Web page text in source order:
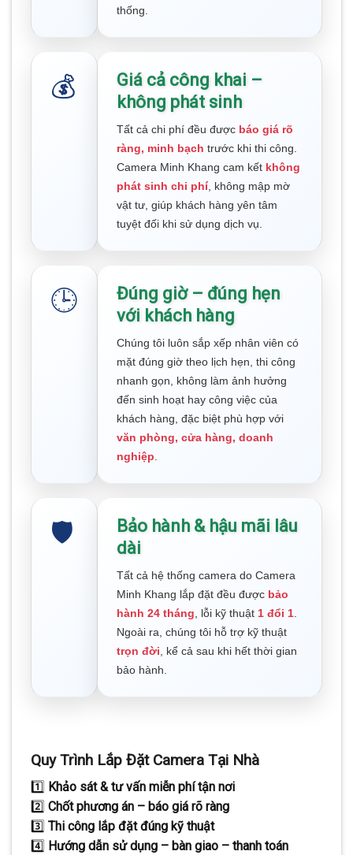
thống.
💰
Giá cả công khai –
không phát sinh
Tất cả chi phí đều được báo giá rõ
ràng, minh bạch trước khi thi công.
Camera Minh Khang cam kết không
phát sinh chi phí, không mập mờ
vật tư, giúp khách hàng yên tâm
tuyệt đối khi sử dụng dịch vụ.
🕒
Đúng giờ – đúng hẹn
với khách hàng
Chúng tôi luôn sắp xếp nhân viên có
mặt đúng giờ theo lịch hẹn, thi công
nhanh gọn, không làm ảnh hưởng
đến sinh hoạt hay công việc của
khách hàng, đặc biệt phù hợp với
văn phòng, cửa hàng, doanh
nghiệp
🛡️
Bảo hành & hậu mãi lâu
dài
Tất cả hệ thống camera do Camera
Minh Khang lắp đặt đều được bảo
hành 24 tháng , lỗi kỹ thuật 1 đổi 1
Ngoài ra, chúng tôi hỗ trợ kỹ thuật
trọn đời , kể cả sau khi hết thời gian
bảo hành.
Quy Trình Lắp Đặt Camera Tại Nhà
1️⃣ Khảo sát & tư vấn miễn phí tận nơi
2️⃣ Chốt phương án – báo giá rõ ràng
3️⃣ Thi công lắp đặt đúng kỹ thuật
4️⃣ Hướng dẫn sử dụng – bàn giao – thanh toán